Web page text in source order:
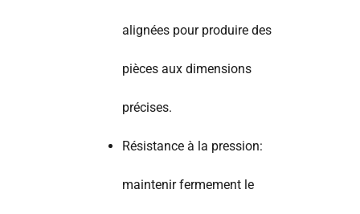
alignées pour produire des
pièces aux dimensions
précises.
Résistance à la pression:
maintenir fermement le